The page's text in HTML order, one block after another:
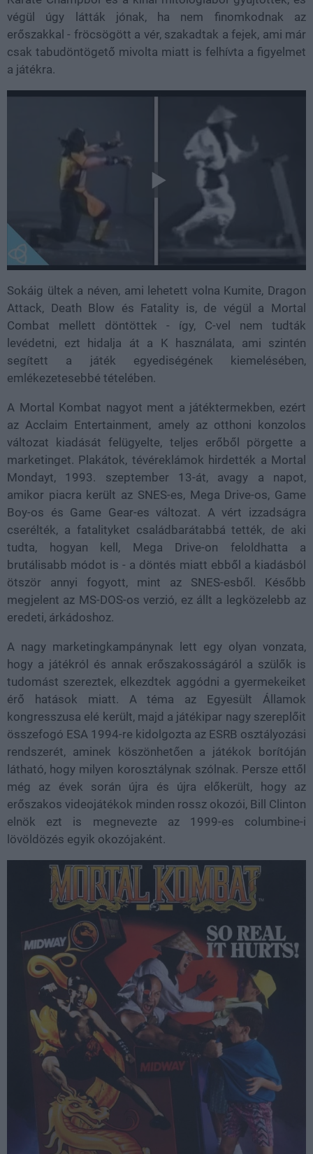
végül úgy látták jónak, ha nem finomkodnak az
erőszakkal - fröcsögött a vér, szakadtak a fejek, ami már
csak tabudöntögető mivolta miatt is felhívta a figyelmet
a játékra.
Sokáig ültek a néven, ami lehetett volna Kumite, Dragon
Attack, Death Blow és Fatality is, de végül a Mortal
Combat mellett döntöttek - így, C-vel nem tudták
levédetni, ezt hidalja át a K használata, ami szintén
segített a játék egyediségének kiemelésében,
emlékezetesebbé tételében.
A Mortal Kombat nagyot ment a játéktermekben, ezért
az Acclaim Entertainment, amely az otthoni konzolos
változat kiadását felügyelte, teljes erőből pörgette a
marketinget. Plakátok, tévéreklámok hirdették a Mortal
Mondayt, 1993. szeptember 13-át, avagy a napot,
amikor piacra került az SNES-es, Mega Drive-os, Game
Boy-os és Game Gear-es változat. A vért izzadságra
cserélték, a fatalityket családbarátabbá tették, de aki
tudta, hogyan kell, Mega Drive-on feloldhatta a
brutálisabb módot is - a döntés miatt ebből a kiadásból
ötször annyi fogyott, mint az SNES-esből. Később
megjelent az MS-DOS-os verzió, ez állt a legközelebb az
eredeti, árkádoshoz.
A nagy marketingkampánynak lett egy olyan vonzata,
hogy a játékról és annak erőszakosságáról a szülők is
tudomást szereztek, elkezdtek aggódni a gyermekeiket
érő hatások miatt. A téma az Egyesült Államok
kongresszusa elé került, majd a játékipar nagy szereplőit
összefogó ESA 1994-re kidolgozta az ESRB osztályozási
rendszerét, aminek köszönhetően a játékok borítóján
látható, hogy milyen korosztálynak szólnak. Persze ettől
még az évek során újra és újra előkerült, hogy az
erőszakos videojátékok minden rossz okozói, Bill Clinton
elnök ezt is megnevezte az 1999-es columbine-i
lövöldözés egyik okozójaként.